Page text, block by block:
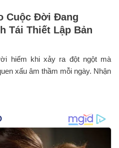
Cuộc Đời Đang
Tái Thiết Lập Bản
hiếm khi xảy ra đột ngột mà
xấu âm thầm mỗi ngày. Nhận